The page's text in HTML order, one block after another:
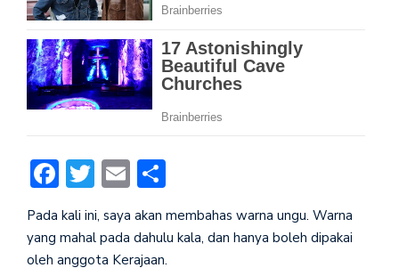
Facebook
Twitter
Email
Pada kali ini, saya akan membahas warna ungu. Warna
yang mahal pada dahulu kala, dan hanya boleh dipakai
oleh anggota Kerajaan.